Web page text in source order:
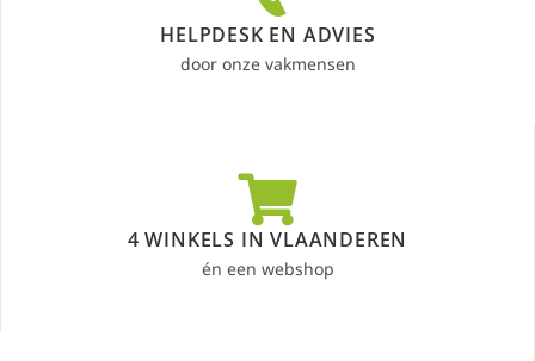
HELPDESK EN ADVIES
door onze vakmensen
4 WINKELS IN VLAANDEREN
én een webshop